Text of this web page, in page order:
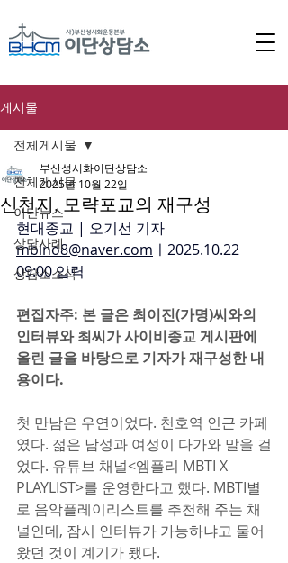
게시물
전체게시물
이단뉴스
상담사례
상담소소식
전체게시물
신천지, 모략포교의 재구성
부산성시화이단상담소
2025년 10월 22일
현대종교 | 오기선 기자
mblno8@naver.com ㅣ2025.10.22
09:00 입력
편집자주: 본 글은 최이진(가명)씨와의
인터뷰와 최씨가 사이비종교 게시판에
올린 글을 바탕으로 기자가 재구성한 내
용이다.
첫 만남은 우연이었다. 천호역 인근 카페
였다. 젊은 남성과 여성이 다가와 말을 걸
었다. 유튜브 채널<엠플리 MBTI X
PLAYLIST>를 운영한다고 했다. MBTI별
로 음악플레이리스트를 추천해 주는 채
널인데, 잠시 인터뷰가 가능하냐고 물어
왔던 것이 계기가 됐다.